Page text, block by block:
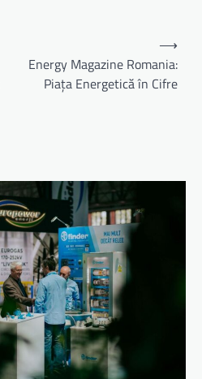
Energy Magazine Romania:
Piața Energetică în Cifre
⟶